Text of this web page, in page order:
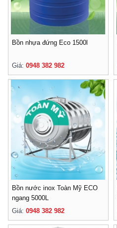
Bồn nhựa đứng Eco 1500l
Giá: 0948 382 982
Bồn nước inox Toàn Mỹ ECO
ngang 5000L
Giá: 0948 382 982